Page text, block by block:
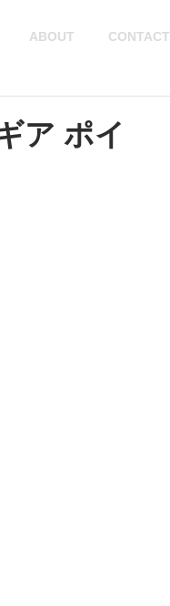
ABOUT CONTACT
ア ポイ